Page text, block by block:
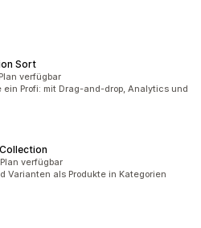
Sort
verfügbar
Profi: mit Drag-and-drop, Analytics und
verfügbar
Varianten als Produkte in Kategorien